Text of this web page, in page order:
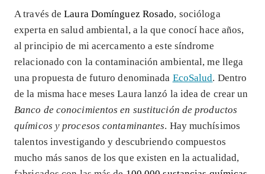
A través deLaura Domínguez Rosado, socióloga
experta en salud ambiental, a la que conocí hace años,
al principio de mi acercamento a este síndrome
relacionado con la contaminación ambiental, me llega
una propuesta de futuro denominada EcoSalud. Dentro
de la misma hace meses Laura lanzó la idea de crear un
Banco de conocimientos en sustitución de productos
químicos y procesos contaminantes. Hay muchísimos
talentos investigando y descubriendo compuestos
mucho más sanos de los que existen en la actualidad,